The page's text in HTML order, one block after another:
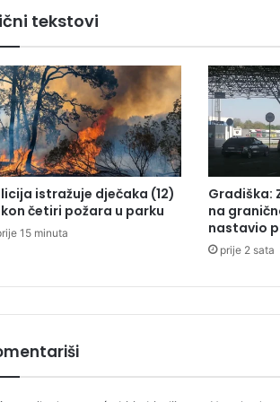
tekstovi
istražuje dječaka (12)
četiri požara u parku
15 minuta
Gradiška:
na
nastavio
prije 2 sata